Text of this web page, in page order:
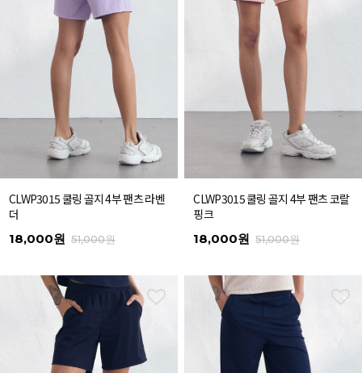
CLWP3015 쿨링 골지 4부 팬츠 라벤
더
18,000원 51,000원
CLWP3015 쿨링 골지 4부 팬츠 코랄
핑크
18,000원 51,000원